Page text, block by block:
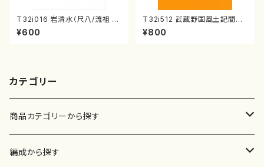
T32i016 岩清水（尺八/流祖 中
尾都山/楽譜）都山：15
¥600
T32i512 武蔵野国風土記間奏
曲（尺八/初代 山川園松/楽譜）
都山流公刊楽譜曲番:2221
¥800
カテゴリー
商品カテゴリーから探す
楽譜
編成から探す